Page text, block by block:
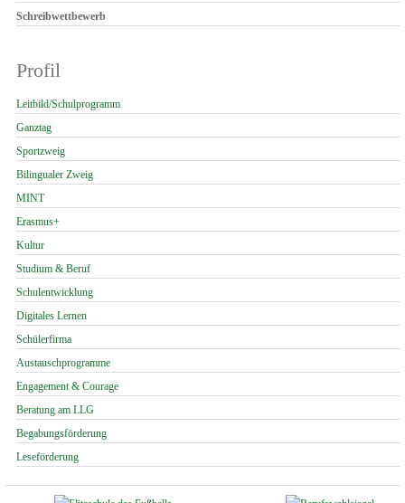
Schreibwettbewerb
Profil
Navigation
überspringen
Leitbild/Schulprogramm
Ganztag
Sportzweig
Bilingualer Zweig
MINT
Erasmus+
Kultur
Studium & Beruf
Schulentwicklung
Digitales Lernen
Schülerfirma
Austauschprogramme
Engagement & Courage
Beratung am LLG
Begabungsförderung
Leseförderung